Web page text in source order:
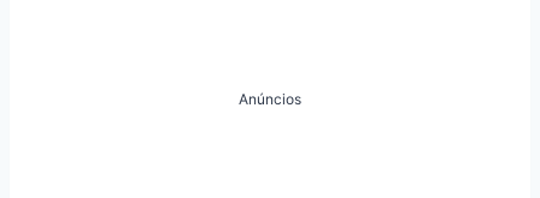
Anúncios